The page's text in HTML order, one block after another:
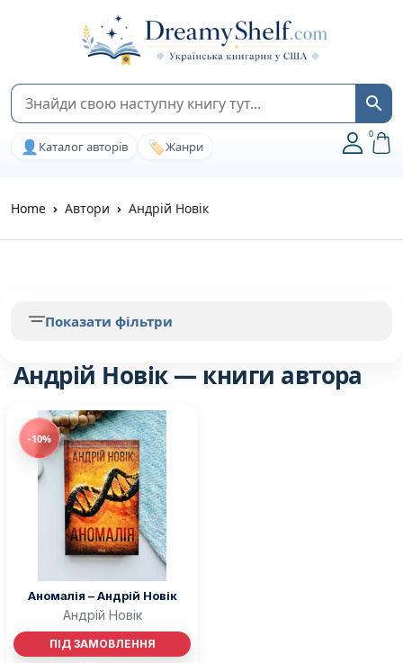
👤 Каталог авторів 🏷️Жанри
0
Home Автори Андрій Новік
Андрій Новік — книги автора
-10%
Аномалія – Андрій Новік
Андрій Новік
ПІД ЗАМОВЛЕННЯ
Показати фільтри